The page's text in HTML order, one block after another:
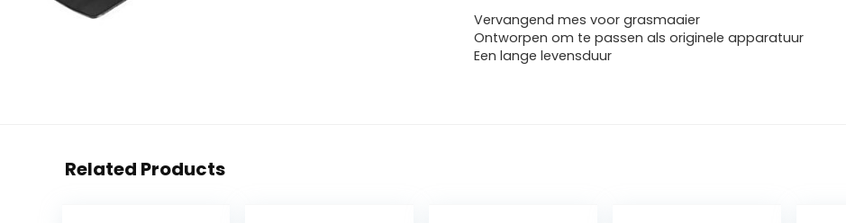
Vervangend mes voor grasmaaier
Ontworpen om te passen als originele apparatuur
Een lange levensduur
Related Products